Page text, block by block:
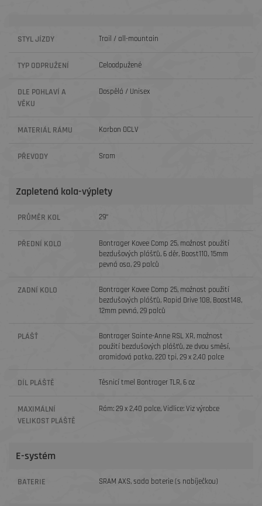
STYL JÍZDY Trail / all-mountain
TYP ODPRUŽENÍ Celoodpužené
DLE POHLAVÍ A
VĚKU
Dospělá / Unisex
MATERIÁL RÁMU Karbon OCLV
PŘEVODY Sram
Zapletená kola-výplety
PRŮMĚR KOL 29“
PŘEDNÍ KOLO
Bontrager Kovee Comp 25, možnost použití
bezdušových plášťů, 6 děr, Boost110, 15mm
pevná osa, 29 palců
ZADNÍ KOLO
Bontrager Kovee Comp 25, možnost použití
bezdušových plášťů, Rapid Drive 108, Boost148,
12mm pevná, 29 palců
PLÁŠŤ
Bontrager Sainte-Anne RSL XR, možnost
použití bezdušových plášťů, ze dvou směsí,
aramidová patka, 220 tpi, 29 x 2,40 palce
DÍL PLÁŠTĚ Těsnicí tmel Bontrager TLR, 6 oz
MAXIMÁLNÍ
VELIKOST PLÁŠTĚ
Rám: 29 x 2,40 palce, Vidlice: Viz výrobce
E-systém
BATERIE SRAM AXS, sada baterie (s nabíječkou)